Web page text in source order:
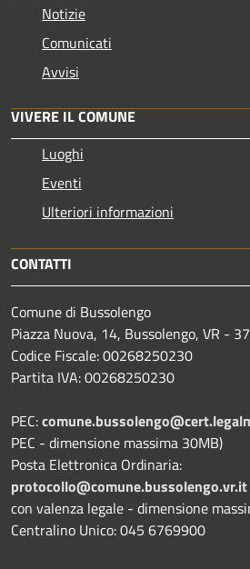
Notizie
Comunicati
Avvisi
VIVERE IL COMUNE
Luoghi
Eventi
Ulteriori informazioni
CONTATTI
Comune di Bussolengo
Piazza Nuova, 14, Bussolengo, VR -
Codice Fiscale: 00268250230
Partita IVA: 00268250230
PEC:
PEC - dimensione massima 30MB)
Posta Elettronica Ordinaria:
protocollo@comune.bussolengo.vr.it
con valenza legale - dimensione
Centralino Unico: 045 6769900